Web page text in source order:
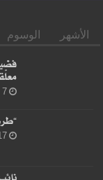
الأشهر الوسوم
7 يناير، 2017
17